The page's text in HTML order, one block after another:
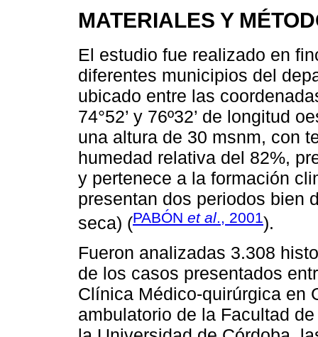
MATERIALES Y
El estudio fue realizado en
diferentes municipios del
ubicado entre las
74°52’ y 76º32’ de longitud
una altura de 30 msnm, con
humedad relativa del 82%,
y pertenece a la formación
presentan dos periodos bien
seca) (PABÓN et al., 2001).
Fueron analizadas 3.308
de los casos presentados
Clínica Médico-quirúrgica en
ambulatorio de la Facultad